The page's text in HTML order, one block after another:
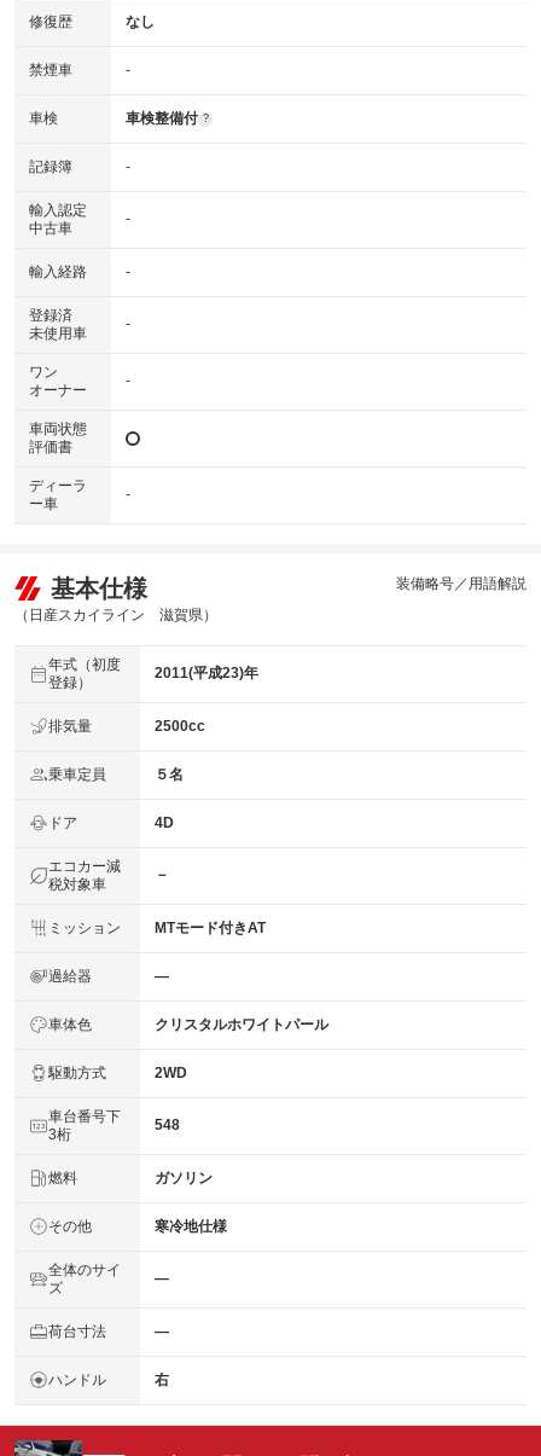
修復歴 なし
禁煙車 -
車検 車検整備付 ?
記録簿 -
輸入認定
中古車
-
輸入経路 -
登録済
未使用車
-
ワン
オーナー
-
車両状態
評価書
ディーラ
ー車
-
基本仕様
（日産スカイライン 滋賀県）
装備略号／用語解説
年式（初度
登録）
2011(平成23)年
排気量 2500cc
乗車定員 ５名
ドア 4D
エコカー減
税対象車
－
ミッション MTモード付きAT
過給器 ―
車体色 クリスタルホワイトパール
駆動方式 2WD
車台番号下
3桁
548
燃料 ガソリン
その他 寒冷地仕様
全体のサイ
ズ
―
荷台寸法 ―
ハンドル 右